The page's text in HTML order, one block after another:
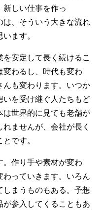
新しい仕事を作っ
、そういう大きな流れ
ます。
安定して長く続けるこ
変わるし、時代も変わ
んも変わります。いつか
いを受け継ぐ人たちもど
は世界的に見ても老舗が
ませんが、会社が長く
です。
。作り手や素材が変わ
わっていきます。いろん
しまうものもある。予想
が参入してくることもあ